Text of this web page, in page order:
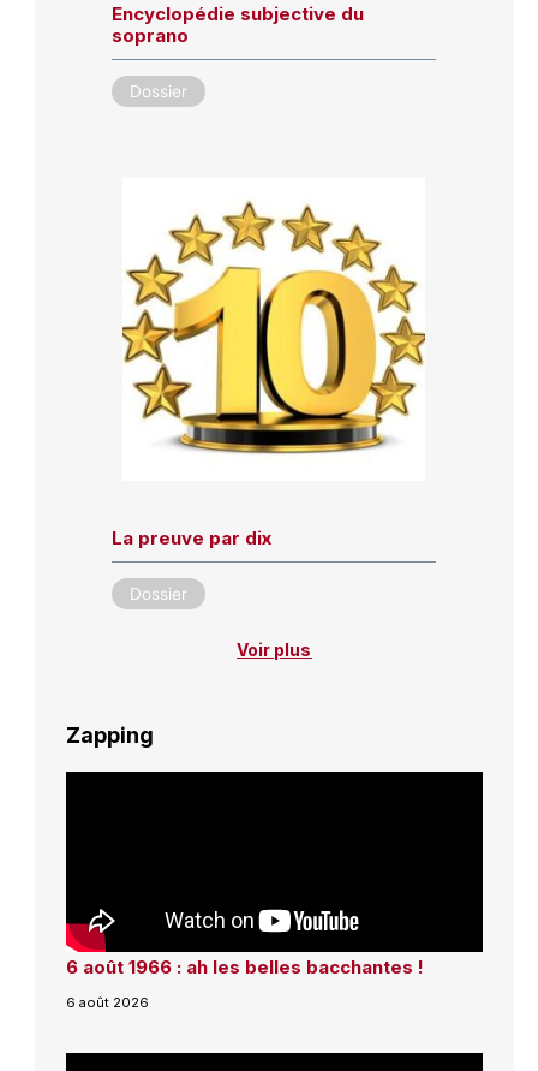
Encyclopédie subjective du
soprano
Dossier
La preuve par dix
Dossier
Voir plus
Zapping
6 août 1966 : ah les belles bacchantes !
6 août 2026